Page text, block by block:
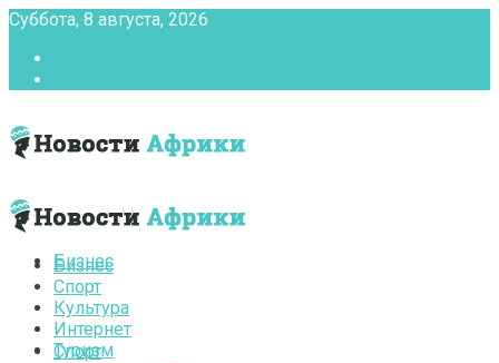
Суббота, 8 августа, 2026
Бизнес
Спорт
Бизнес
Спорт
Культура
Интернет
Туризм